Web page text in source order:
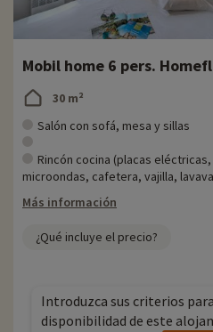
Mobil home 6 pers.
30 m²
Salón con sofá, mesa y sillas
Rincón cocina (placas
microondas, cafetera, vajilla,
Más información
¿Qué incluye el precio?
Introduzca sus criterios
disponibilidad de este